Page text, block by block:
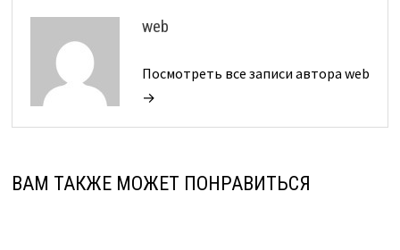
web
Посмотреть все записи автора web
→
ВАМ ТАКЖЕ МОЖЕТ ПОНРАВИТЬСЯ